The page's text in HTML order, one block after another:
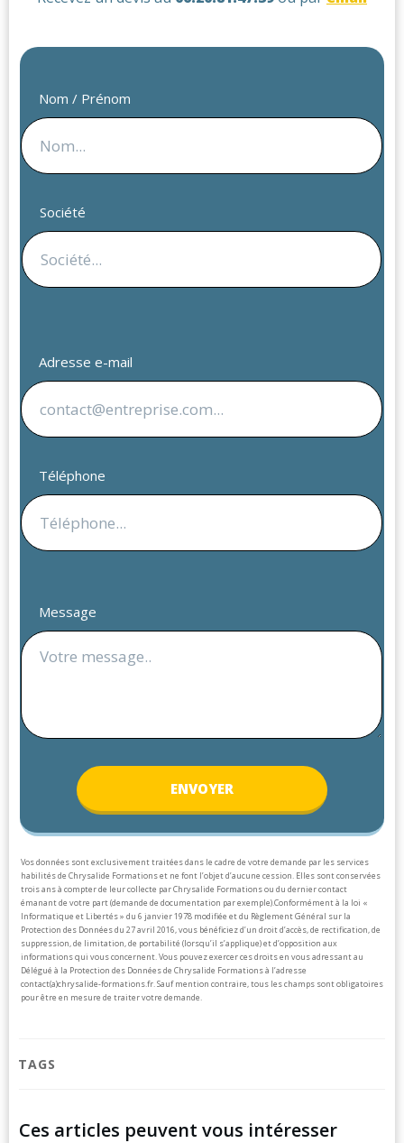
Nom / Prénom
Société
Adresse e-mail
Téléphone
Message
ENVOYER
Vos données sont exclusivement traitées dans le cadre de votre demande par les services
habilités de Chrysalide Formations et ne font l’objet d’aucune cession. Elles sont conservées
trois ans à compter de leur collecte par Chrysalide Formations ou du dernier contact
émanant de votre part (demande de documentation par exemple).Conformément à la loi «
Informatique et Libertés » du 6 janvier 1978 modifiée et du Règlement Général sur la
Protection des Données du 27 avril 2016, vous bénéficiez d’un droit d’accès, de rectification, de
suppression, de limitation, de portabilité (lorsqu’il s’applique) et d’opposition aux
informations qui vous concernent. Vous pouvez exercer ces droits en vous adressant au
Délégué à la Protection des Données de Chrysalide Formations à l’adresse
contact(a)chrysalide-formations.fr.Sauf mention contraire, tous les champs sont obligatoires
pour être en mesure de traiter votre demande.
TAGS
Ces articles peuvent vous intéresser